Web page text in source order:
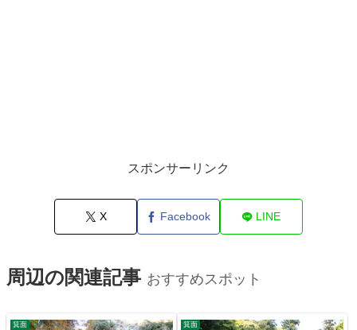
スポンサーリンク
X Facebook LINE
周辺の関連記事 おすすめスポット
箕面 箕面